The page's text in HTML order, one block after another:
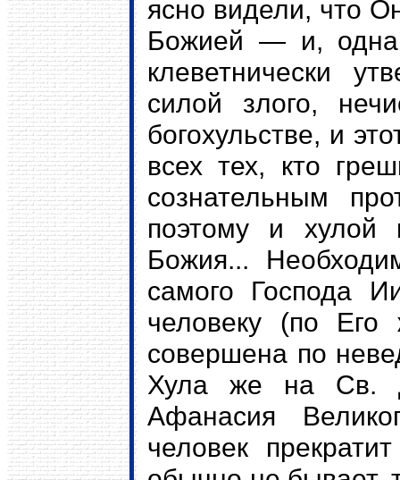
ясно видели, что
Божией — и,
клеветнически
силой злого,
богохульстве, и
всех тех, кто
сознательным
поэтому и
Божия...
самого Господа
человеку (по
совершена по
Хула же на Св.
Афанасия
человек